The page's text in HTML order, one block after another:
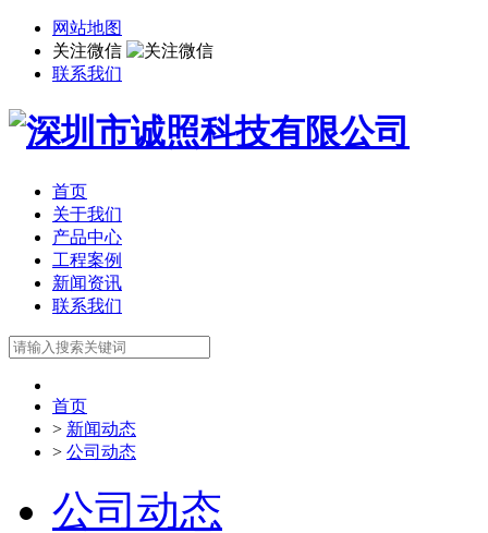
网站地图
关注微信
联系我们
首页
关于我们
产品中心
工程案例
新闻资讯
联系我们
首页
> 新闻动态
> 公司动态
公司动态